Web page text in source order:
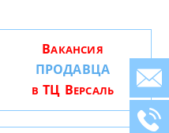
ВАКАНСИЯ
ПРОДАВЦА
В ТЦ ВЕРСАЛЬ